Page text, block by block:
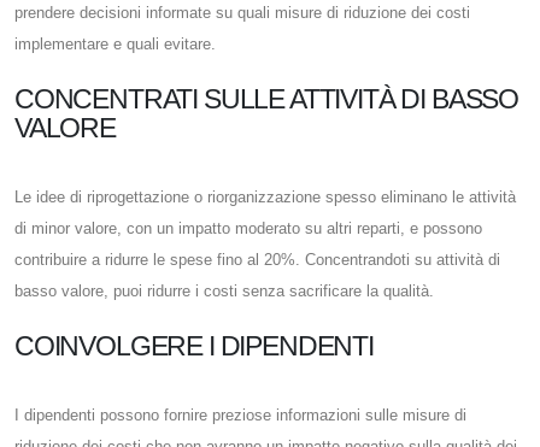
prendere decisioni informate su quali misure di riduzione dei costi
implementare e quali evitare.
CONCENTRATI SULLE ATTIVITÀ DI BASSO
VALORE
Le idee di riprogettazione o riorganizzazione spesso eliminano le attività
di minor valore, con un impatto moderato su altri reparti, e possono
contribuire a ridurre le spese fino al 20%. Concentrandoti su attività di
basso valore, puoi ridurre i costi senza sacrificare la qualità.
COINVOLGERE I DIPENDENTI
I dipendenti possono fornire preziose informazioni sulle misure di